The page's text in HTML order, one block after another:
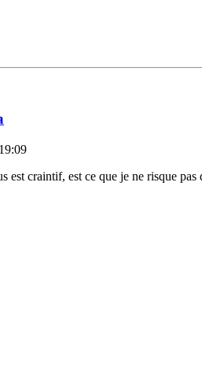
craintif, est ce que je ne risque pas